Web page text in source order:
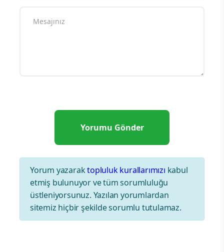
Yorum yazaraktopluluk kurallarımızı kabul
etmiş bulunuyor ve tüm sorumluluğu
üstleniyorsunuz. Yazılan yorumlardan
sitemiz hiçbir şekilde sorumlu tutulamaz.